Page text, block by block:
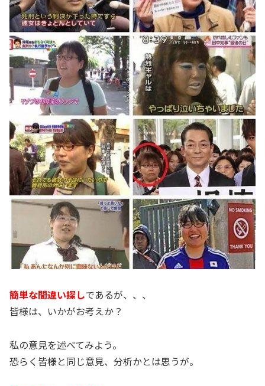
簡単な間違い探しであるが、、、
皆様は、いかがお考えか？
私の意見を述べてみよう。
恐らく皆様と同じ意見、分析かとは思うが。